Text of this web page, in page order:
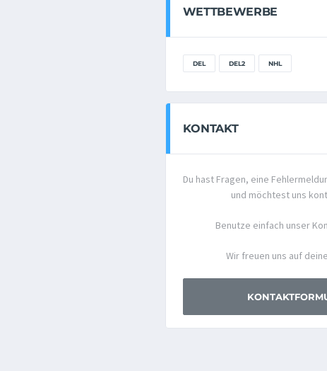
WETTBEWERBE
DEL DEL2 NHL
KONTAKT
Du hast Fragen, eine
und möchtest uns
Benutze einfach unser
Wir freuen uns auf